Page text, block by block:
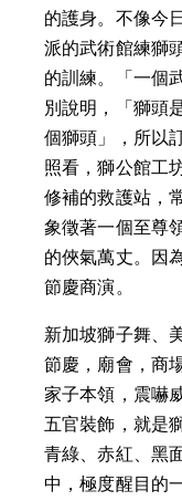
的護身。不像今
派的武術館練獅
的訓練。「一個
別說明，「獅頭
個獅頭」，所以
照看，獅公館工
修補的救護站，
象徵著一個至尊
的俠氣萬丈。因
節慶商演。
新加坡獅子舞、
節慶，廟會，商
家子本領，震嚇
五官裝飾，就是
青綠、赤紅、黑
中，極度醒目的